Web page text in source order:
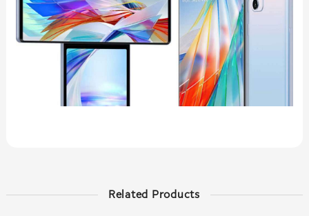
Related Products